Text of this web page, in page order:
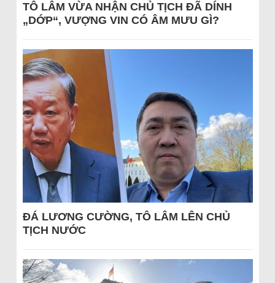
TÔ LÂM VỪA NHẬN CHỦ TỊCH ĐÃ DÍNH
„DỚP“, VƯỢNG VIN CÓ ÂM MƯU GÌ?
ĐÁ LƯƠNG CƯỜNG, TÔ LÂM LÊN CHỦ
TỊCH NƯỚC